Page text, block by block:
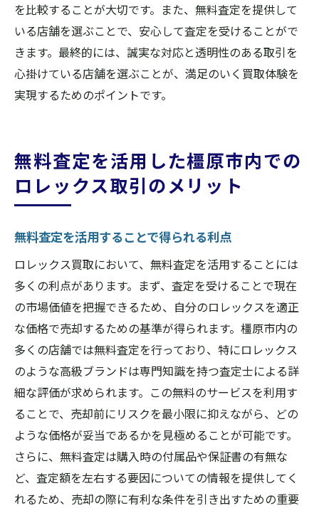
を比較することが大切です。また、無料査定を提供して
いる店舗を選ぶことで、安心して査定を受けることがで
きます。最終的には、誠実な対応と透明性のある取引を
心掛けている店舗を選ぶことが、満足のいく買取体験を
実現するためのポイントです。
無料査定を活用した橿原市内での
ロレックス取引のメリット
無料査定を活用することで得られる利点
ロレックス買取において、無料査定を活用することには
多くの利点があります。まず、査定を受けることで現在
の市場価値を把握できるため、自分のロレックスを適正
な価格で売却するための基準が得られます。橿原市内の
多くの店舗では無料査定を行っており、特にロレックス
のような高級ブランドは専門知識を持つ査定士による詳
細な評価が求められます。この無料のサービスを利用す
ることで、売却前にリスクを最小限に抑えながら、どの
ような価格が妥当であるかを見極めることが可能です。
さらに、無料査定は購入時の付属品や保証書の有無な
ど、査定額を左右する要因についての情報を提供してく
れるため、売却の際に有利な条件を引き出すための重要